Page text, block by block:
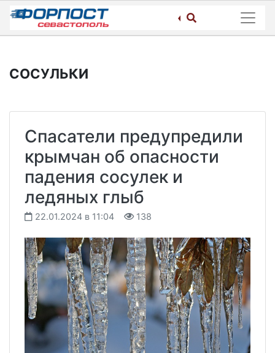
Skip
content
СОСУЛЬКИ
Спасатели предупредили
крымчан об опасности
падения сосулек и
ледяных глыб
22.01.2024 в 11:04 138